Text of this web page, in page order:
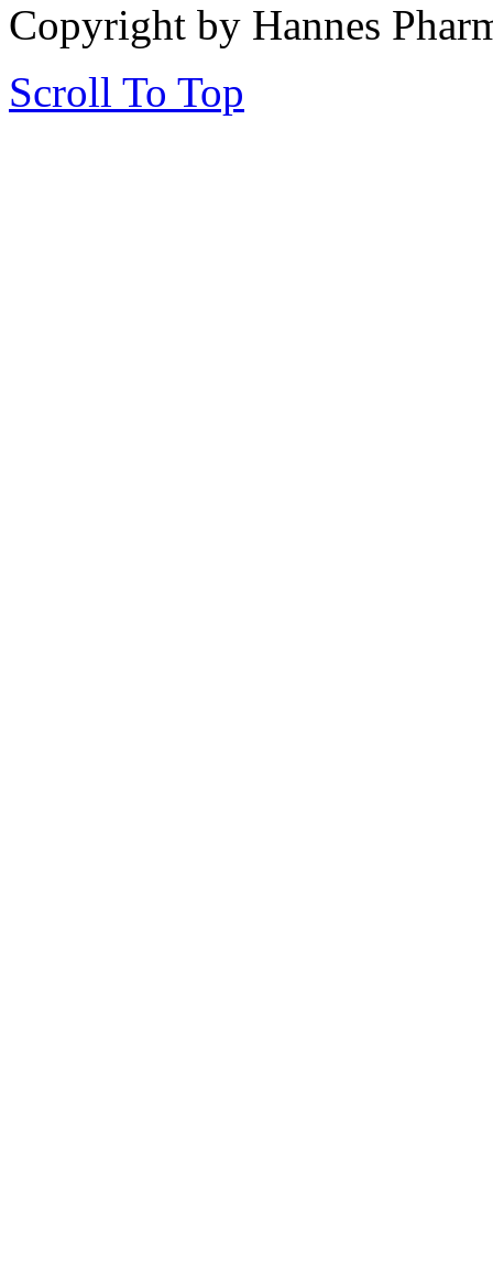
Copyright by Hannes
Scroll To Top